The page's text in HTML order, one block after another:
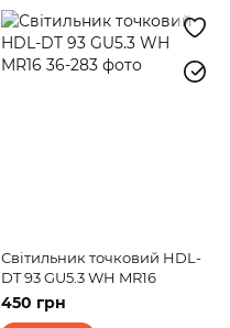
Світильник точковий HDL-
DT 93 GU5.3 WH MR16
450 грн